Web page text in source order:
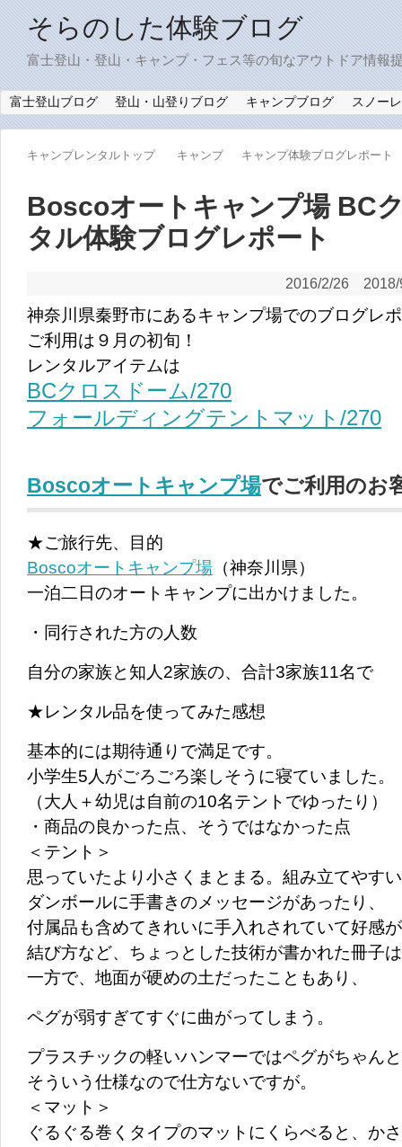
そらのした体験ブログ
富士登山・登山・キャンプ・フェス等の旬なアウトドア情報
富士登山ブログ 登山・山登りブログ キャンプブログ スノー
キャンプレンタルトップ キャンプ キャンプ体験ブログレポート
Boscoオートキャンプ場 BC
タル体験ブログレポート
2016/2/26
神奈川県秦野市にあるキャンプ場でのブログレ
ご利用は９月の初旬！
レンタルアイテムは
BCクロスドーム/270
フォールディングテントマット/270
Boscoオートキャンプ場でご利用のお
★ご旅行先、目的
Boscoオートキャンプ場 （神奈川県）
一泊二日のオートキャンプに出かけました。
・同行された方の人数
自分の家族と知人2家族の、合計3家族11名で
★レンタル品を使ってみた感想
基本的には期待通りで満足です。
小学生5人がごろごろ楽しそうに寝ていました。
（大人＋幼児は自前の10名テントでゆったり）
・商品の良かった点、そうではなかった点
＜テント＞
思っていたより小さくまとまる。組み立てやす
ダンボールに手書きのメッセージがあったり、
付属品も含めてきれいに手入れされていて好感
結び方など、ちょっとした技術が書かれた冊子
一方で、地面が硬めの土だったこともあり、
ペグが弱すぎてすぐに曲がってしまう。
プラスチックの軽いハンマーではペグがちゃん
そういう仕様なので仕方ないですが。
＜マット＞
ぐるぐる巻くタイプのマットにくらべると、か